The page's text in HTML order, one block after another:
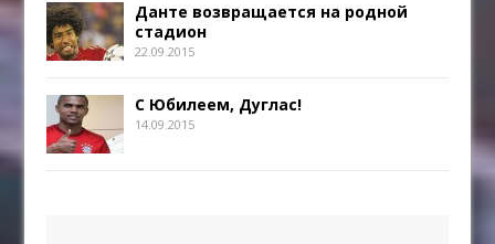
Данте возвращается на родной
стадион
22.09.2015
С Юбилеем, Дуглас!
14.09.2015